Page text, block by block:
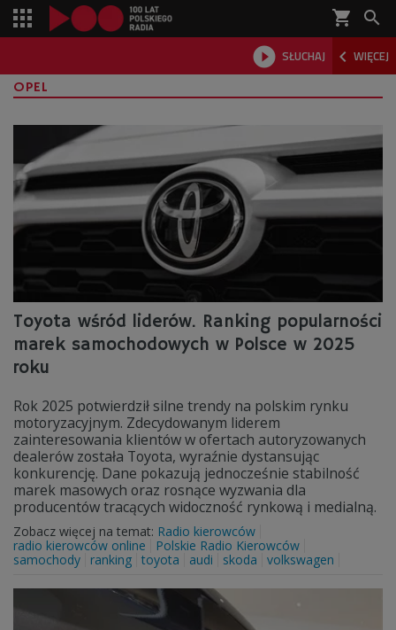
shopping_cart 
 SŁUCHAJ  WIĘCEJ

OPEL
Toyota wśród liderów. Ranking popularności
marek samochodowych w Polsce w 2025
roku
Rok 2025 potwierdził silne trendy na polskim rynku
motoryzacyjnym. Zdecydowanym liderem
zainteresowania klientów w ofertach autoryzowanych
dealerów została Toyota, wyraźnie dystansując
konkurencję. Dane pokazują jednocześnie stabilność
marek masowych oraz rosnące wyzwania dla
producentów tracących widoczność rynkową i medialną.
Zobacz więcej na temat: Radio kierowców
radio kierowców online
Polskie Radio Kierowców
samochody
ranking toyota audi skoda volkswagen